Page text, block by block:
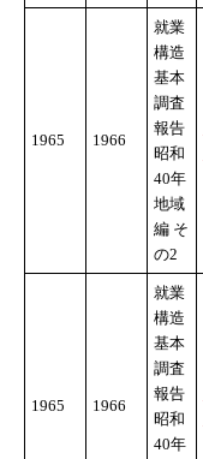
1965 1966
就業
構造
基本
調査
報告
昭和
40年
地域
編 そ
の2
1965 1966
就業
構造
基本
調査
報告
昭和
40年